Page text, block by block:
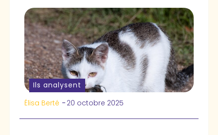
Ils analysent
Élisa Berté - 20 octobre 2025